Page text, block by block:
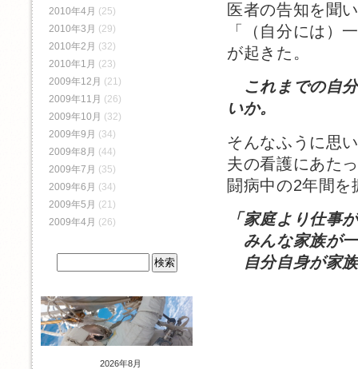
医者の告知を聞
「（自分には）
が起きた。
これまでの自
いか。
そんなふうに思
夫の看護にあた
闘病中の2年間を
「家庭より仕事
みんな家族が
自分自身が家
2010年4月 (25)
2010年3月 (29)
2010年2月 (32)
2010年1月 (23)
2009年12月 (21)
2009年11月 (26)
2009年10月 (32)
2009年9月 (34)
2009年8月 (44)
2009年7月 (35)
2009年6月 (34)
2009年5月 (21)
2009年4月 (26)
2026年8月